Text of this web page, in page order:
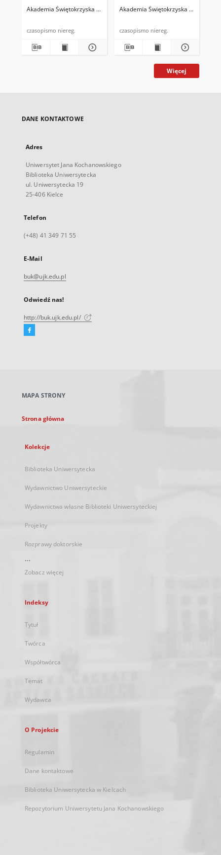
Kielcach. 2007, R. XIV, nr
3 (52) : listopad 2007
Akademia Świętokrzyska im. Jana Kochanowskiego (Kielce) Biskup,
czasopismo niereg.
Kielcach. 2008, R. XV, nr 1
(53) : marzec 2008
Akademia Świętokrzyska im. Jana
czasopismo niereg.
Więcej
DANE KONTAKTOWE
Adres
Uniwersytet Jana Kochanowskiego
Biblioteka Uniwersytecka
ul. Uniwersytecka 19
25-406 Kielce
Telefon
(+48) 41 349 71 55
E-Mail
buk@ujk.edu.pl
Odwiedź nas!
http://buk.ujk.edu.pl/
Facebook
karcie
MAPA STRONY
Strona główna
Kolekcje
Biblioteka Uniwersytecka
Wydawnictwo Uniwersyteckie
Wydawnictwa własne Biblioteki Uniwersyteckiej
Projekty
Rozprawy doktorskie
...
Zobacz więcej
Indeksy
Tytuł
Twórca
Współtwórca
Temat
Wydawca
O Projekcie
Regulamin
Dane kontaktowe
Biblioteka Uniwersytecka w Kielcach
Repozytorium Uniwersytetu Jana Kochanowskiego